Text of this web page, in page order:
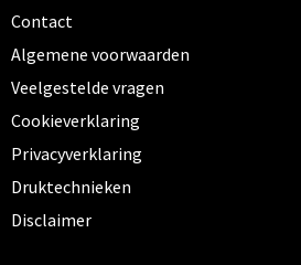
Contact
Algemene voorwaarden
Veelgestelde vragen
Cookieverklaring
Privacyverklaring
Druktechnieken
Disclaimer